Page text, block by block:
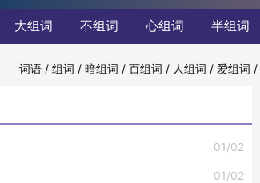
大组词 不组词 心组词 半组词
词语 / 组词 / 暗组词 / 百组词 / 人组词 / 爱组词 /
01/02
01/02